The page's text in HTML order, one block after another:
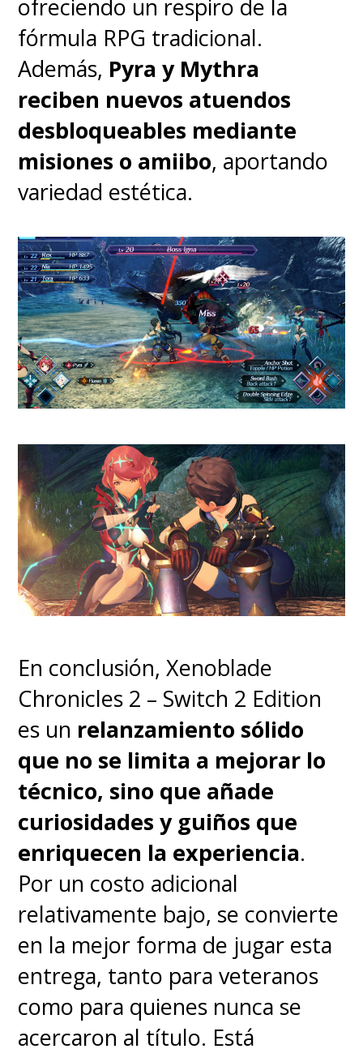
ofreciendo un respiro de la
fórmula RPG tradicional.
Además, Pyra y Mythra
reciben nuevos atuendos
desbloqueables mediante
misiones o amiibo, aportando
variedad estética.
En conclusión, Xenoblade
Chronicles 2 – Switch 2 Edition
es un relanzamiento sólido
que no se limita a mejorar lo
técnico, sino que añade
curiosidades y guiños que
enriquecen la experiencia.
Por un costo adicional
relativamente bajo, se convierte
en la mejor forma de jugar esta
entrega, tanto para veteranos
como para quienes nunca se
acercaron al título. Está